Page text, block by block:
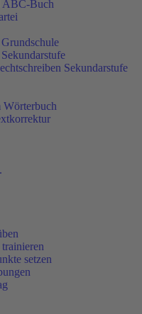
ABC-Buch
Sekundarstufe
Wörterbuch
setzen